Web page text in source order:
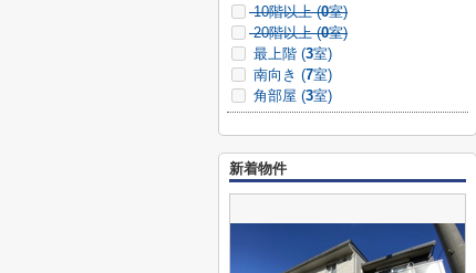
10階以上 (0室)
20階以上 (0室)
最上階 (3室)
南向き (7室)
角部屋 (3室)
新着物件